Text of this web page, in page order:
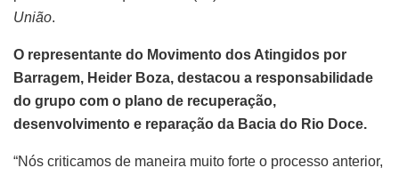
União.
O representante do Movimento dos Atingidos por
Barragem, Heider Boza, destacou a responsabilidade
do grupo com o plano de recuperação,
desenvolvimento e reparação da Bacia do Rio Doce.
“Nós criticamos de maneira muito forte o processo anterior,